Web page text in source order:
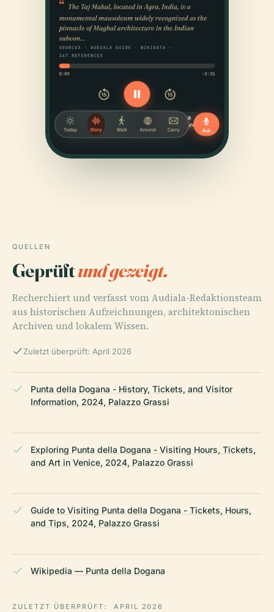
QUELLEN
Geprüftund gezeigt.
Recherchiert und verfasst vom Audiala-Redaktionsteam
aus historischen Aufzeichnungen, architektonischen
Archiven und lokalem Wissen.
Zuletzt überprüft: April 2026
Punta della Dogana - History, Tickets, and Visitor
Information, 2024, Palazzo Grassi
Exploring Punta della Dogana - Visiting Hours, Tickets,
and Art in Venice, 2024, Palazzo Grassi
Guide to Visiting Punta della Dogana - Tickets, Hours,
and Tips, 2024, Palazzo Grassi
Wikipedia — Punta della Dogana
ZULETZT ÜBERPRÜFT: APRIL 2026